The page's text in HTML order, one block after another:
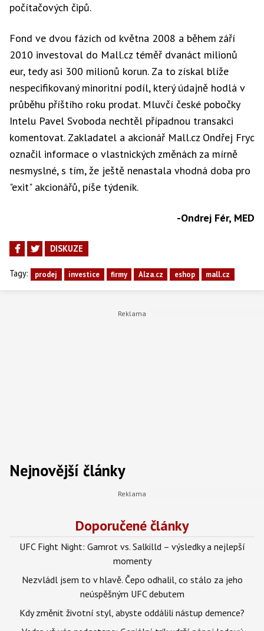
počítačových čipů.
Fond ve dvou fázích od května 2008 a během září
2010 investoval do Mall.cz téměř dvanáct milionů
eur, tedy asi 300 milionů korun. Za to získal blíže
nespecifikovaný minoritní podíl, který údajně hodlá v
průběhu příštího roku prodat. Mluvčí české pobočky
Intelu Pavel Svoboda nechtěl případnou transakci
komentovat. Zakladatel a akcionář Mall.cz Ondřej Fryc
označil informace o vlastnických změnách za mírně
nesmyslné, s tím, že ještě nenastala vhodná doba pro
"exit" akcionářů, píše týdeník.
-Ondrej Fér, MED
DISKUZE
Tagy: prodej investice firmy Alza.cz eshop mall.cz
Nejnovější články
Doporučené články
UFC Fight Night: Gamrot vs. Salkilld – výsledky a nejlepší
momenty
Nezvládl jsem to v hlavě. Čepo odhalil, co stálo za jeho
neúspěšným UFC debutem
Kdy změnit životní styl, abyste oddálili nástup demence?